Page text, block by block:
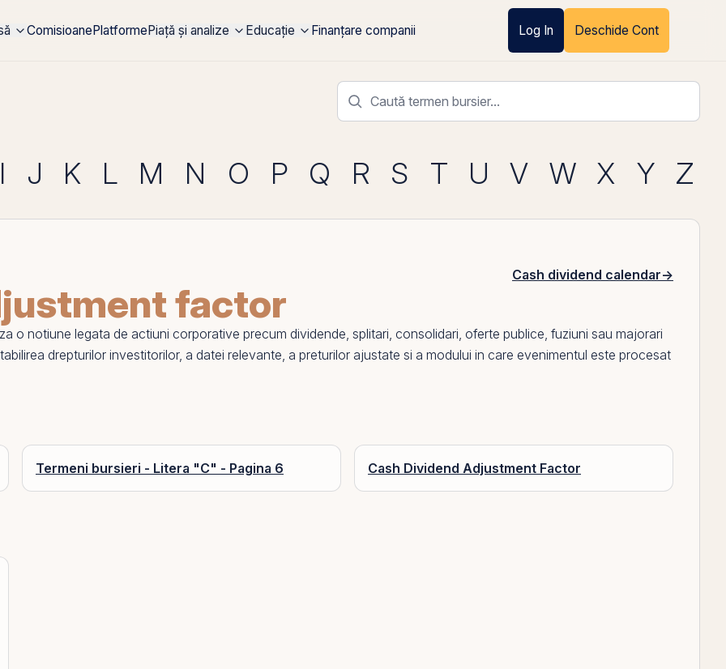
ComisioanePlatformePiață și analize Educație Finanțare companii Log In Deschide Cont
I J K L M N O P Q R S T U V W X Y Z
Cash dividend calendar→
factor
o notiune legata de actiuni corporative precum dividende, splitari, consolidari, oferte publice, fuziuni sau majorari
drepturilor investitorilor, a datei relevante, a preturilor ajustate si a modului in care evenimentul este procesat
Termeni bursieri - Litera "C" - Pagina 6 Cash Dividend Adjustment Factor